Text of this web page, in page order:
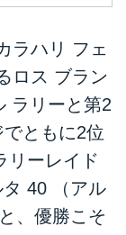
ビアで開幕し
ラリーは、
ダ・レーシン
ァクトリーチ
集まっていま
おり、ダカー
ーチームはこ
ません。この
ラハリ フェ
ロス ブラン
ラリーと第2
ともに2位
リーレイド
40 （アル
、優勝こそ